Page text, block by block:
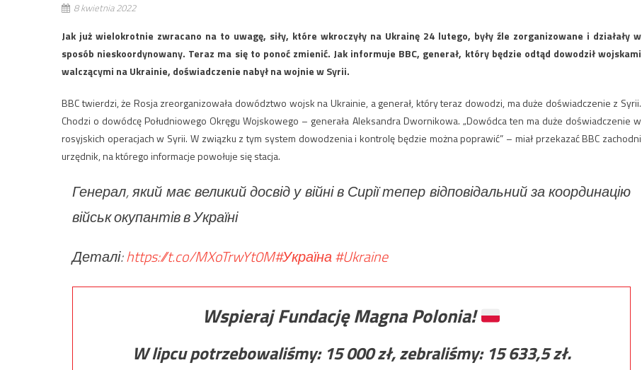
8 kwietnia 2022
Jak już wielokrotnie zwracano na to uwagę, siły, które wkroczyły na Ukrainę 24 lutego, były źle zorganizowane i działały w
sposób nieskoordynowany. Teraz ma się to ponoć zmienić. Jak informuje BBC, generał, który będzie odtąd dowodził wojskami
walczącymi na Ukrainie, doświadczenie nabył na wojnie w Syrii.
BBC twierdzi, że Rosja zreorganizowała dowództwo wojsk na Ukrainie, a generał, który teraz dowodzi, ma duże doświadczenie z Syrii.
Chodzi o dowódcę Południowego Okręgu Wojskowego – generała Aleksandra Dwornikowa. „Dowódca ten ma duże doświadczenie w
rosyjskich operacjach w Syrii. W związku z tym system dowodzenia i kontrolę będzie można poprawić” – miał przekazać BBC zachodni
urzędnik, na którego informacje powołuje się stacja.
Генерал, який має великий досвід у війні в Сирії тепер відповідальний за координацію
військ окупантів в Україні
Деталі:https://t.co/MXoTrwYt0M#Україна#Ukraine
Wspieraj Fundację Magna Polonia!
W lipcu potrzebowaliśmy: 15 000zł, zebraliśmy: 15 633,5zł.